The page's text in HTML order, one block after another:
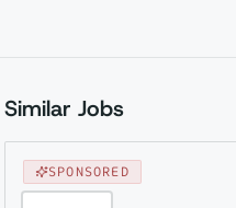
Similar Jobs
SPONSORED